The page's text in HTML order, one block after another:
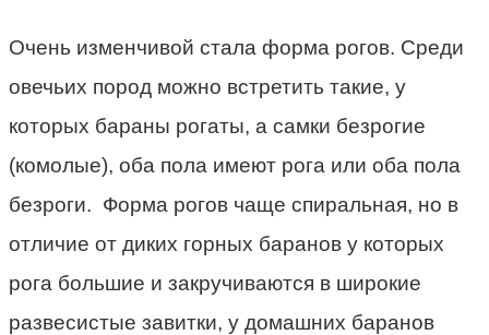
Очень изменчивой стала форма рогов. Среди
овечьих пород можно встретить такие, у
которых бараны рогаты, а самки безрогие
(комолые), оба пола имеют рога или оба пола
безроги. Форма рогов чаще спиральная, но в
отличие от диких горных баранов у которых
рога большие и закручиваются в широкие
развесистые завитки, у домашних баранов